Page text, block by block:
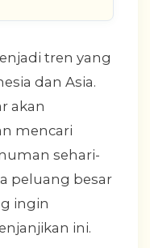
tren yang
dan Asia.
akan
mencari
sehari-
peluang besar
ingin
ini.